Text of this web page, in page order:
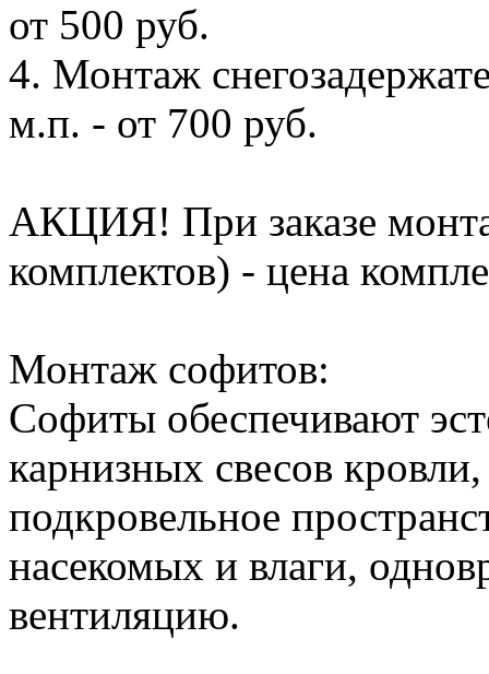
от 500 руб.
4. Монтаж
м.п. - от 700 руб.
АКЦИЯ! При заказе
комплектов) - цена
Монтаж софитов:
Софиты обеспечивают
карнизных свесов
подкровельное
насекомых и влаги,
вентиляцию.